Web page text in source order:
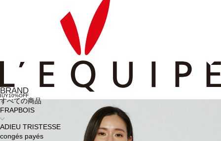
BRAND
すべての商品
FRAPBOIS
ADIEU TRISTESSE
congés payés